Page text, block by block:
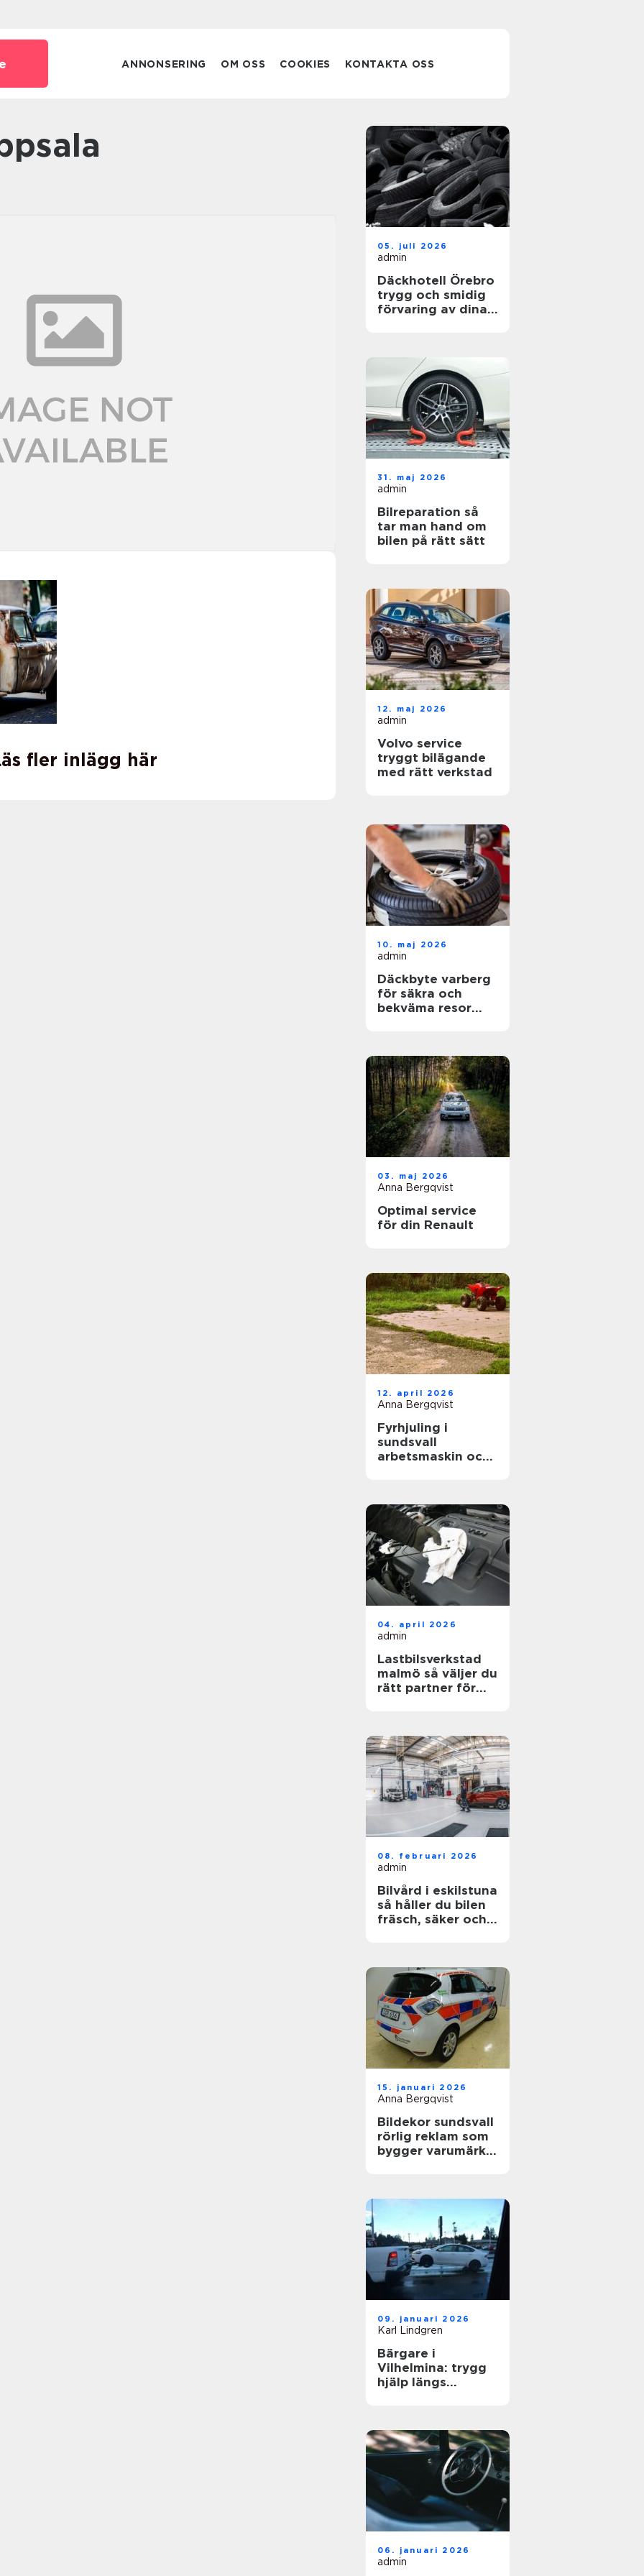
ANNONSERING OM OSS COOKIES KONTAKTA OSS
fler inlägg här
05. juli 2026
admin
Däckhotell Örebro
trygg och smidig
förvaring av dina
31. maj 2026
admin
Bilreparation så
tar man hand om
bilen på rätt sätt
12. maj 2026
admin
Volvo service
tryggt bilägande
med rätt verkstad
10. maj 2026
admin
Däckbyte varberg
för säkra och
bekväma resor
03. maj 2026
Anna Bergqvist
Optimal service
för din Renault
12. april 2026
Anna Bergqvist
Fyrhjuling i
sundsvall
arbetsmaskin och
04. april 2026
admin
Lastbilsverkstad
malmö så väljer du
rätt partner för
08. februari 2026
admin
Bilvård i eskilstuna
så håller du bilen
fräsch, säker och
15. januari 2026
Anna Bergqvist
Bildekor sundsvall
rörlig reklam som
bygger varumärke
09. januari 2026
Karl Lindgren
Bärgare i
Vilhelmina: trygg
hjälp längs
06. januari 2026
admin